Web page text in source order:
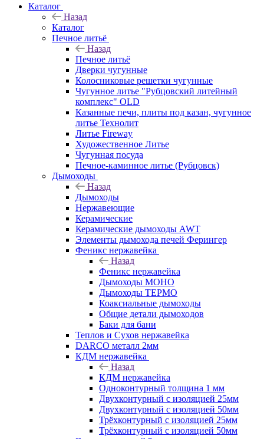
Каталог
Назад
Каталог
Печное литьё
Назад
Печное литьё
Дверки чугунные
Колосниковые решетки чугунные
Чугунное литье "Рубцовский литейный
комплекс" OLD
Казанные печи, плиты под казан, чугунное
литье Технолит
Литье Fireway
Художественное Литье
Чугунная посуда
Печное-каминное литье (Рубцовск)
Дымоходы
Назад
Дымоходы
Нержавеющие
Керамические
Керамические дымоходы AWT
Элементы дымохода печей Ферингер
Феникс нержавейка
Назад
Феникс нержавейка
Дымоходы МОНО
Дымоходы ТЕРМО
Коаксиальные дымоходы
Общие детали дымоходов
Баки для бани
Теплов и Сухов нержавейка
DARCO металл 2мм
КДМ нержавейка
Назад
КДМ нержавейка
Одноконтурный толщина 1 мм
Двухконтурный с изоляцией 25мм
Двухконтурный с изоляцией 50мм
Трёхконтурный с изоляцией 25мм
Трёхконтурный с изоляцией 50мм